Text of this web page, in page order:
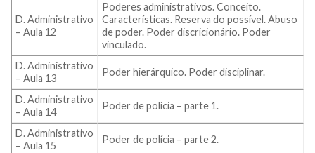
D. Administrativo
– Aula 12
Poderes administrativos. Conceito.
Características. Reserva do possível. Abuso
de poder. Poder discricionário. Poder
vinculado.
D. Administrativo
– Aula 13
Poder hierárquico. Poder disciplinar.
D. Administrativo
– Aula 14
Poder de polícia – parte 1.
D. Administrativo
– Aula 15
Poder de polícia – parte 2.